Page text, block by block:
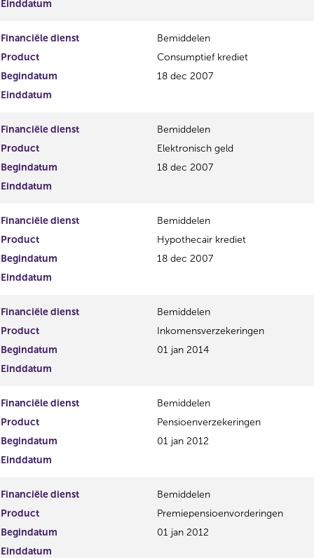
Einddatum
Financiële dienst
Bemiddelen
Product
Consumptief krediet
Begindatum
18 dec 2007
Einddatum
Financiële dienst
Bemiddelen
Product
Elektronisch geld
Begindatum
18 dec 2007
Einddatum
Financiële dienst
Bemiddelen
Product
Hypothecair krediet
Begindatum
18 dec 2007
Einddatum
Financiële dienst
Bemiddelen
Product
Inkomensverzekeringen
Begindatum
01 jan 2014
Einddatum
Financiële dienst
Bemiddelen
Product
Pensioenverzekeringen
Begindatum
01 jan 2012
Einddatum
Financiële dienst
Bemiddelen
Product
Premiepensioenvorderingen
Begindatum
01 jan 2012
Einddatum